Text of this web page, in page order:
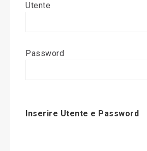
Back
Modifica News
Utente
Password
Inserire Utente e Password